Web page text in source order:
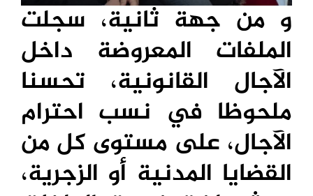
و من جهة ثانية، سجلت
الملفات المعروضة داخل
الآجال القانونية، تحسنا
ملحوظا في نسب احترام
الآجال، على مستوى كل من
القضايا المدنية أو الزجرية،